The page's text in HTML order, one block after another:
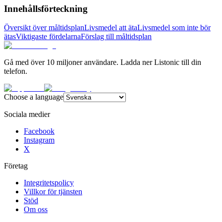
Innehållsförteckning
Översikt över måltidsplanLivsmedel att ätaLivsmedel som inte bör
ätasViktigaste fördelarnaFörslag till måltidsplan
Gå med över 10 miljoner användare. Ladda ner Listonic till din
telefon.
Choose a language
Sociala medier
Facebook
Instagram
X
Företag
Integritetspolicy
Villkor för tjänsten
Stöd
Om oss